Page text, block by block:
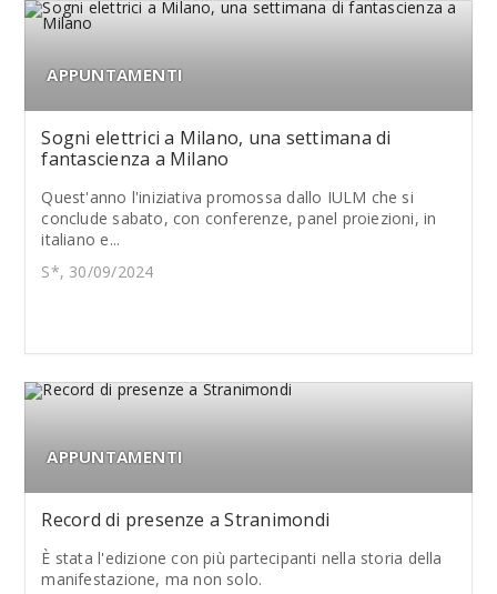
APPUNTAMENTI
Sogni elettrici a Milano, una settimana di
fantascienza a Milano
Quest'anno l'iniziativa promossa dallo IULM che si
conclude sabato, con conferenze, panel proiezioni, in
italiano e...
S*, 30/09/2024
APPUNTAMENTI
Record di presenze a Stranimondi
È stata l'edizione con più partecipanti nella storia della
manifestazione, ma non solo.